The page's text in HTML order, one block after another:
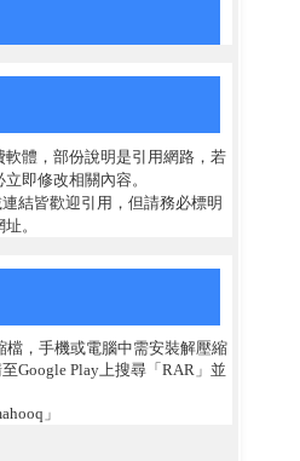
體，部份說明是引用網路，若
即修改相關內容。
結皆歡迎引用，但請務必標明
。
檔，手機或電腦中需安裝解壓縮
Google Play上搜尋「RAR」並
」